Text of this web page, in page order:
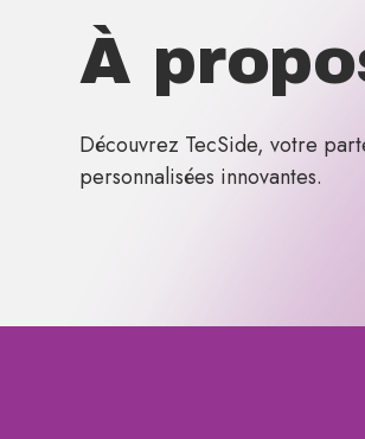
À
Découvrez TecSide, votre
personnalisées innovantes.